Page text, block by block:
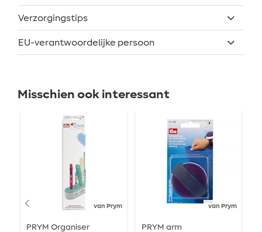
Verzorgingstips
EU-verantwoordelijke persoon
Misschien ook interessant
van Prym
PRYM Organiser
van Prym
PRYM arm